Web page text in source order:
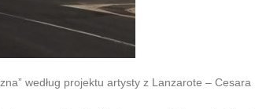
według projektu artysty z Lanzarote –